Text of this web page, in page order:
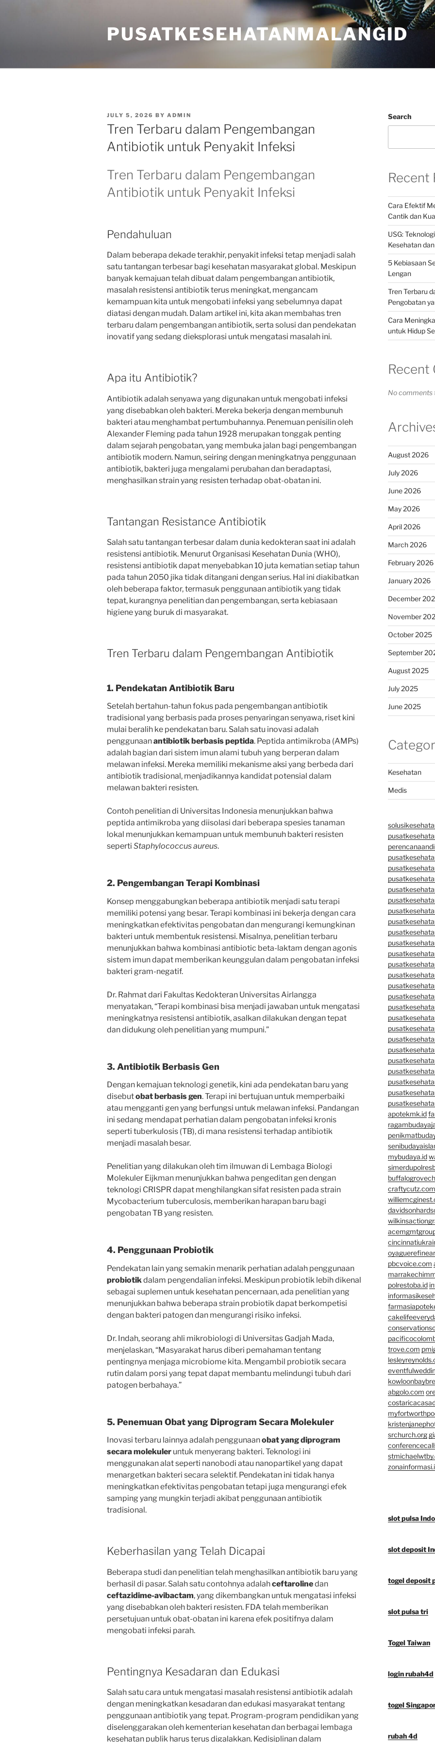
PUSATKESEHATANMALANGID
POSTED
ON
JULY 5, 2026 BY ADMIN
Tren Terbaru dalam Pengembangan
Antibiotik untuk Penyakit Infeksi
Tren Terbaru dalam Pengembangan
Antibiotik untuk Penyakit Infeksi
Pendahuluan
Dalam beberapa dekade terakhir, penyakit infeksi tetap menjadi salah
satu tantangan terbesar bagi kesehatan masyarakat global. Meskipun
banyak kemajuan telah dibuat dalam pengembangan antibiotik,
masalah resistensi antibiotik terus meningkat, mengancam
kemampuan kita untuk mengobati infeksi yang sebelumnya dapat
diatasi dengan mudah. Dalam artikel ini, kita akan membahas tren
terbaru dalam pengembangan antibiotik, serta solusi dan pendekatan
inovatif yang sedang dieksplorasi untuk mengatasi masalah ini.
Apa itu Antibiotik?
Antibiotik adalah senyawa yang digunakan untuk mengobati infeksi
yang disebabkan oleh bakteri. Mereka bekerja dengan membunuh
bakteri atau menghambat pertumbuhannya. Penemuan penisilin oleh
Alexander Fleming pada tahun 1928 merupakan tonggak penting
dalam sejarah pengobatan, yang membuka jalan bagi pengembangan
antibiotik modern. Namun, seiring dengan meningkatnya penggunaan
antibiotik, bakteri juga mengalami perubahan dan beradaptasi,
menghasilkan strain yang resisten terhadap obat-obatan ini.
Tantangan Resistance Antibiotik
Salah satu tantangan terbesar dalam dunia kedokteran saat ini adalah
resistensi antibiotik. Menurut Organisasi Kesehatan Dunia (WHO),
resistensi antibiotik dapat menyebabkan 10 juta kematian setiap tahun
pada tahun 2050 jika tidak ditangani dengan serius. Hal ini diakibatkan
oleh beberapa faktor, termasuk penggunaan antibiotik yang tidak
tepat, kurangnya penelitian dan pengembangan, serta kebiasaan
higiene yang buruk di masyarakat.
Tren Terbaru dalam Pengembangan Antibiotik
1. Pendekatan Antibiotik Baru
Setelah bertahun-tahun fokus pada pengembangan antibiotik
tradisional yang berbasis pada proses penyaringan senyawa, riset kini
mulai beralih ke pendekatan baru. Salah satu inovasi adalah
penggunaanantibiotik berbasis peptida. Peptida antimikroba (AMPs)
adalah bagian dari sistem imun alami tubuh yang berperan dalam
melawan infeksi. Mereka memiliki mekanisme aksi yang berbeda dari
antibiotik tradisional, menjadikannya kandidat potensial dalam
melawan bakteri resisten.
Contoh penelitian di Universitas Indonesia menunjukkan bahwa
peptida antimikroba yang diisolasi dari beberapa spesies tanaman
lokal menunjukkan kemampuan untuk membunuh bakteri resisten
seperti Staphylococcus aureus.
2. Pengembangan Terapi Kombinasi
Konsep menggabungkan beberapa antibiotik menjadi satu terapi
memiliki potensi yang besar. Terapi kombinasi ini bekerja dengan cara
meningkatkan efektivitas pengobatan dan mengurangi kemungkinan
bakteri untuk membentuk resistensi. Misalnya, penelitian terbaru
menunjukkan bahwa kombinasi antibiotic beta-laktam dengan agonis
sistem imun dapat memberikan keunggulan dalam pengobatan infeksi
bakteri gram-negatif.
Dr. Rahmat dari Fakultas Kedokteran Universitas Airlangga
menyatakan, “Terapi kombinasi bisa menjadi jawaban untuk mengatasi
meningkatnya resistensi antibiotik, asalkan dilakukan dengan tepat
dan didukung oleh penelitian yang mumpuni.”
3. Antibiotik Berbasis Gen
Dengan kemajuan teknologi genetik, kini ada pendekatan baru yang
disebutobat berbasis gen. Terapi ini bertujuan untuk memperbaiki
atau mengganti gen yang berfungsi untuk melawan infeksi. Pandangan
ini sedang mendapat perhatian dalam pengobatan infeksi kronis
seperti tuberkulosis (TB), di mana resistensi terhadap antibiotik
menjadi masalah besar.
Penelitian yang dilakukan oleh tim ilmuwan di Lembaga Biologi
Molekuler Eijkman menunjukkan bahwa pengeditan gen dengan
teknologi CRISPR dapat menghilangkan sifat resisten pada strain
Mycobacterium tuberculosis, memberikan harapan baru bagi
pengobatan TB yang resisten.
4. Penggunaan Probiotik
Pendekatan lain yang semakin menarik perhatian adalah penggunaan
probiotik dalam pengendalian infeksi. Meskipun probiotik lebih dikenal
sebagai suplemen untuk kesehatan pencernaan, ada penelitian yang
menunjukkan bahwa beberapa strain probiotik dapat berkompetisi
dengan bakteri patogen dan mengurangi risiko infeksi.
Dr. Indah, seorang ahli mikrobiologi di Universitas Gadjah Mada,
menjelaskan, “Masyarakat harus diberi pemahaman tentang
pentingnya menjaga microbiome kita. Mengambil probiotik secara
rutin dalam porsi yang tepat dapat membantu melindungi tubuh dari
patogen berbahaya.”
5. Penemuan Obat yang Diprogram Secara Molekuler
Inovasi terbaru lainnya adalah penggunaanobat yang diprogram
secara molekuler untuk menyerang bakteri. Teknologi ini
menggunakan alat seperti nanobodi atau nanopartikel yang dapat
menargetkan bakteri secara selektif. Pendekatan ini tidak hanya
meningkatkan efektivitas pengobatan tetapi juga mengurangi efek
samping yang mungkin terjadi akibat penggunaan antibiotik
tradisional.
Keberhasilan yang Telah Dicapai
Beberapa studi dan penelitian telah menghasilkan antibiotik baru yang
berhasil di pasar. Salah satu contohnya adalahceftarolinedan
ceftazidime-avibactam, yang dikembangkan untuk mengatasi infeksi
yang disebabkan oleh bakteri resisten. FDA telah memberikan
persetujuan untuk obat-obatan ini karena efek positifnya dalam
mengobati infeksi parah.
Pentingnya Kesadaran dan Edukasi
Salah satu cara untuk mengatasi masalah resistensi antibiotik adalah
dengan meningkatkan kesadaran dan edukasi masyarakat tentang
penggunaan antibiotik yang tepat. Program-program pendidikan yang
diselenggarakan oleh kementerian kesehatan dan berbagai lembaga
kesehatan publik harus terus digalakkan. Kedisiplinan dalam
Search
Recent
Cara Efektif
Cantik dan
USG:
Kesehatan
5 Kebiasaan
Lengan
Tren Terbaru
Pengobatan
Cara
untuk Hidup
Recent
No comments
August 2026
July 2026
June 2026
May 2026
April 2026
March 2026
February 2026
January 2026
December
November
October 2025
September
August 2025
July 2025
June 2025
Kesehatan
Medis
apotekmk.id
mybudaya.id
craftycutz.com
pbcvoice.com
polrestoba.id
trove.com
abgolo.com
srchurch.org
slot pulsa
slot deposit
togel deposit
slot pulsa tri
Togel Taiwan
login rubah4d
togel
rubah 4d